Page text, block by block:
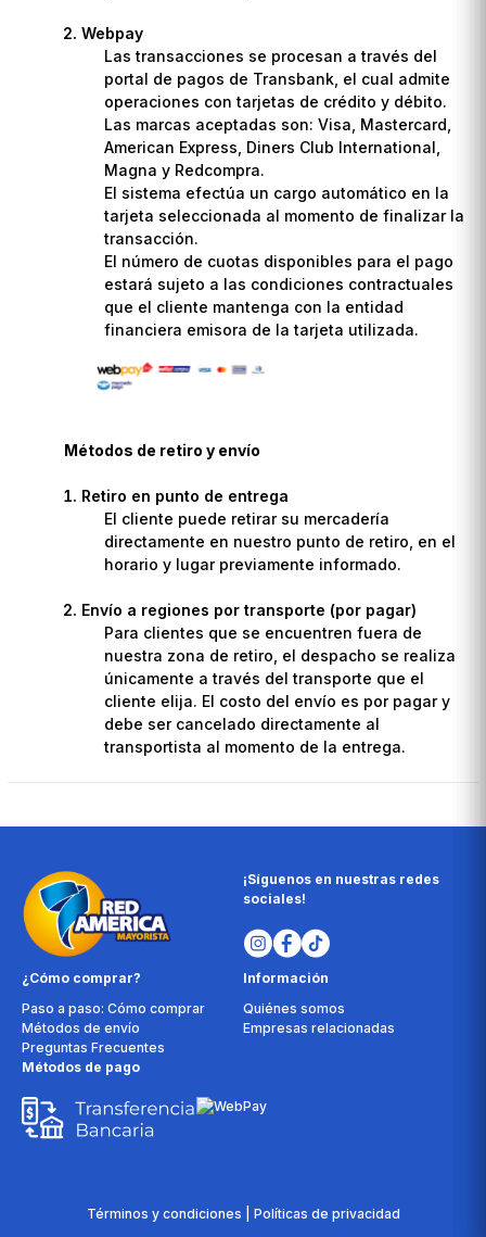
Webpay
Las transacciones se procesan a través del
portal de pagos de Transbank, el cual admite
operaciones con tarjetas de crédito y débito.
Las marcas aceptadas son: Visa, Mastercard,
American Express, Diners Club International,
Magna y Redcompra.
El sistema efectúa un cargo automático en la
tarjeta seleccionada al momento de finalizar la
transacción.
El número de cuotas disponibles para el pago
estará sujeto a las condiciones contractuales
que el cliente mantenga con la entidad
financiera emisora de la tarjeta utilizada.
Métodos de retiro y envío
Retiro en punto de entrega
El cliente puede retirar su mercadería
directamente en nuestro punto de retiro, en el
horario y lugar previamente informado.
Envío a regiones por transporte (por pagar)
Para clientes que se encuentren fuera de
nuestra zona de retiro, el despacho se realiza
únicamente a través del transporte que el
cliente elija. El costo del envío es por pagar y
debe ser cancelado directamente al
transportista al momento de la entrega.
¡Síguenos en nuestras redes
sociales!
¿Cómo comprar?
Paso a paso: Cómo comprar
Métodos de envío
Preguntas Frecuentes
Información
Quiénes somos
Empresas relacionadas
Métodos de pago
Términos y condiciones | Políticas de privacidad